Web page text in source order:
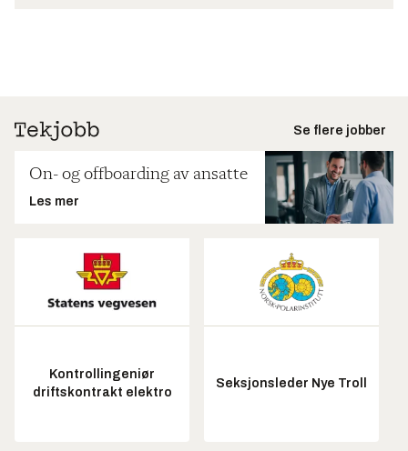
Se flere jobber
On- og offboarding av ansatte
Les mer
Kontrollingeniør
driftskontrakt elektro
Seksjonsleder Nye Troll